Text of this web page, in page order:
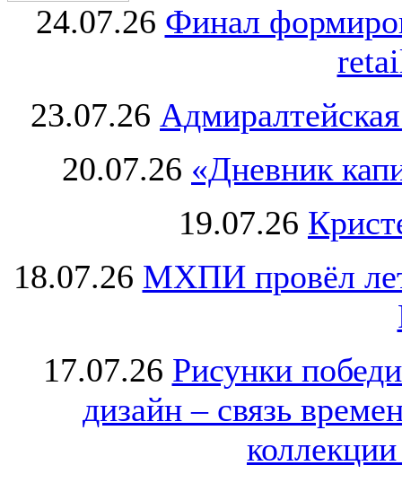
24.07.26 Финал
23.07.26
20.07.26 «Дневник
19.07.26
18.07.26 МХПИ провёл
17.07.26 Рисунки
дизайн – связь